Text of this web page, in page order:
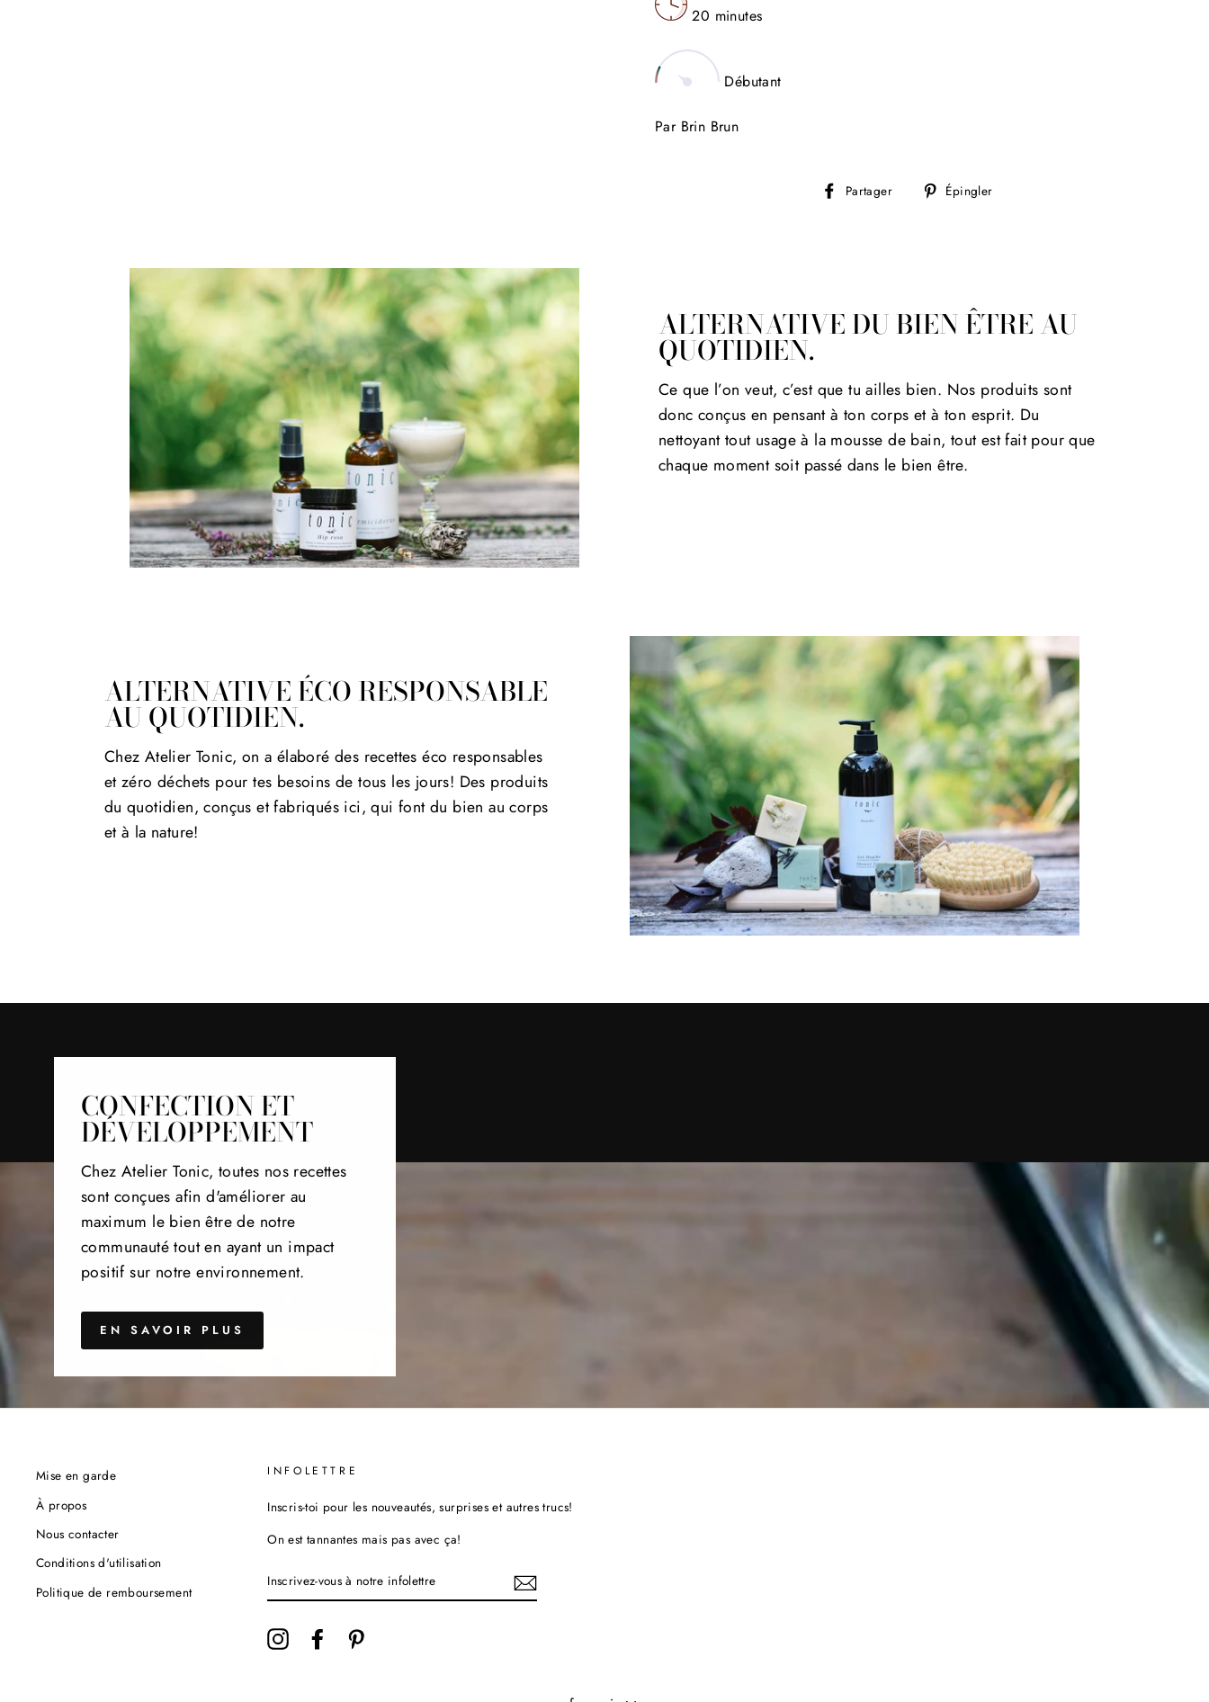
20 minutes
Débutant
Par Brin Brun
Partager
PartagerÉpingler
ALTERNATIVE DU BIEN ÊTRE AU
QUOTIDIEN.
Ce que l’on veut, c’est que tu ailles bien. Nos produits sont
donc conçus en pensant à ton corps et à ton esprit. Du
nettoyant tout usage à la mousse de bain, tout est fait pour que
chaque moment soit passé dans le bien être.
ALTERNATIVE ÉCO RESPONSABLE
AU QUOTIDIEN.
Chez Atelier Tonic, on a élaboré des recettes éco responsables
et zéro déchets pour tes besoins de tous les jours! Des produits
du quotidien, conçus et fabriqués ici, qui font du bien au corps
et à la nature!
CONFECTION ET
DÉVELOPPEMENT
Chez Atelier Tonic, toutes nos recettes
sont conçues afin d'améliorer au
maximum le bien être de notre
communauté tout en ayant un impact
positif sur notre environnement.
EN SAVOIR PLUS
Mise en garde
À propos
Nous contacter
Conditions d'utilisation
Politique de remboursement
INFOLETTRE
Inscris-toi pour les nouveautés, surprises et autres trucs!
On est tannantes mais pas avec ça!
VOUS
À
INFOLETTRE
InstagramFacebook